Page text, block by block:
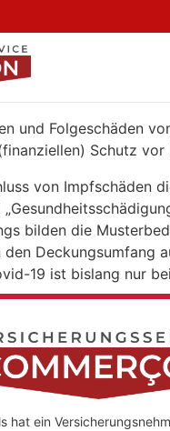
und Folgeschäden
Schutz
von Impfschäden
bilden die
Deckungsumfang
19 ist bislang nur
hat ein